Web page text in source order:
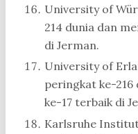
University of
214 dunia dan
di Jerman.
University of
peringkat ke-
ke-17 terbaik di
Karlsruhe